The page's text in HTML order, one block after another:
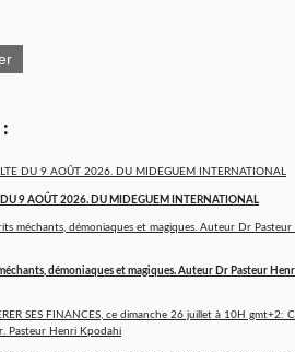
DU 9 AOÛT 2026. DU MIDEGUEM INTERNATIONAL
démoniaques et magiques. Auteur Dr Pasteur